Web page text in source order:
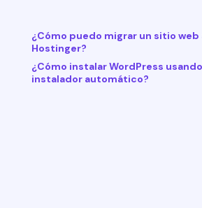
¿Cómo puedo migrar un sitio web
Hostinger?
¿Cómo instalar WordPress
instalador automático?